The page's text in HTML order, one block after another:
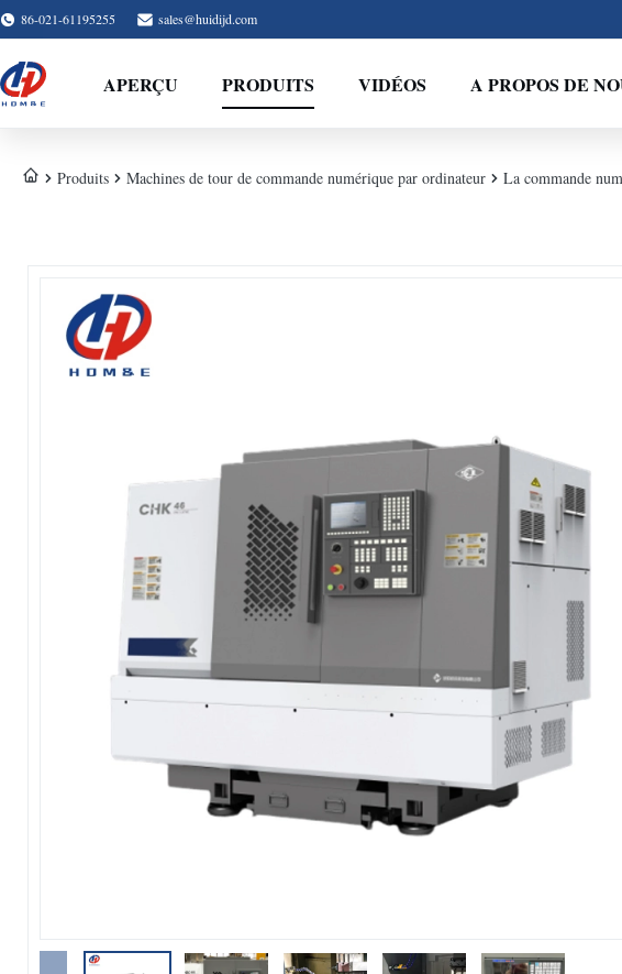
86-021-61195255 sales@huidijd.com
APERÇU PRODUITS VIDÉOS A PROPOS DE
Produits Machines de tour de commande numérique par ordinateur La commande